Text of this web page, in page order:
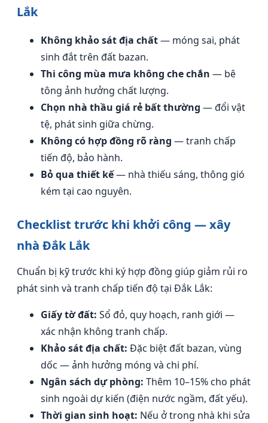
Lắk
Không khảo sát địa chất— móng sai, phát
sinh đắt trên đất bazan.
Thi công mùa mưa không che chắn — bê
tông ảnh hưởng chất lượng.
Chọn nhà thầu giá rẻ bất thường — đổi vật
tệ, phát sinh giữa chừng.
Không có hợp đồng rõ ràng — tranh chấp
tiến độ, bảo hành.
Bỏ qua thiết kế— nhà thiếu sáng, thông gió
kém tại cao nguyên.
Checklist trước khi khởi công — xây
nhà Đắk Lắk
Chuẩn bị kỹ trước khi ký hợp đồng giúp giảm rủi ro
phát sinh và tranh chấp tiến độ tại Đắk Lắk:
Giấy tờ đất: Sổ đỏ, quy hoạch, ranh giới —
xác nhận không tranh chấp.
Khảo sát địa chất: Đặc biệt đất bazan, vùng
dốc — ảnh hưởng móng và chi phí.
Ngân sách dự phòng: Thêm 10–15% cho phát
sinh ngoài dự kiến (điện nước ngầm, đất yếu).
Thời gian sinh hoạt: Nếu ở trong nhà khi sửa